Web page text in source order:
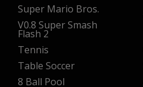
Super Mario Bros.
V0.8 Super Smash
Flash 2
Tennis
Table Soccer
8 Ball Pool